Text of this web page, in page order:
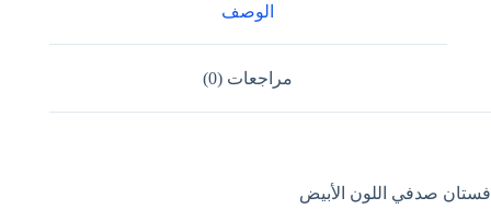
الوصف
مراجعات (0)
فستان صدفي اللون الأبيض